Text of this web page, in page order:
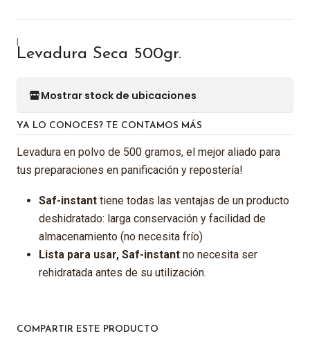
|
Levadura Seca 500gr.
Mostrar stock de ubicaciones
YA LO CONOCES? TE CONTAMOS MÁS
Levadura en polvo de 500 gramos, el mejor aliado para
tus preparaciones en panificación y repostería!
Saf-instant tiene todas las ventajas de un producto
deshidratado: larga conservación y facilidad de
almacenamiento (no necesita frío)
Lista para usar, Saf-instant no necesita ser
rehidratada antes de su utilización.
COMPARTIR ESTE PRODUCTO